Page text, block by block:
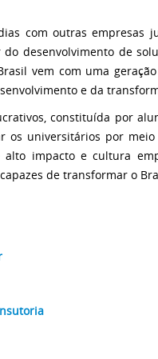
com outras empresas
desenvolvimento de
vem com uma
e da
constituída por
os universitários por
impacto e cultura
de transformar o